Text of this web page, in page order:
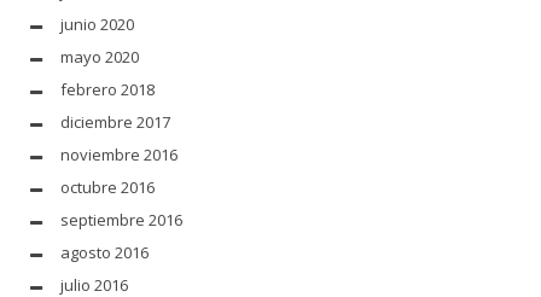
junio 2020
mayo 2020
febrero 2018
diciembre 2017
noviembre 2016
octubre 2016
septiembre 2016
agosto 2016
julio 2016